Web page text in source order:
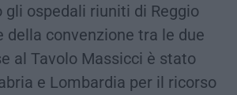
ospedali riuniti di Reggio
della convenzione tra le due
al Tavolo Massicci è stato
e Lombardia per il ricorso